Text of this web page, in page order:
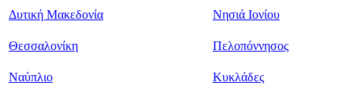
Δυτική Μακεδονία Νησιά Ιονίου
Θεσσαλονίκη Πελοπόννησος
Ναύπλιο Κυκλάδες